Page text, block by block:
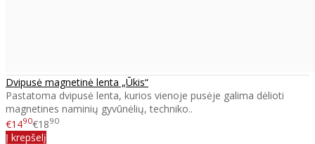
Dvipusė magnetinė lenta „Ūkis“
Pastatoma dvipusė lenta, kurios vienoje pusėje galima dėlioti
magnetines naminių gyvūnėlių, techniko..
€1490€1890
Į krepšelį